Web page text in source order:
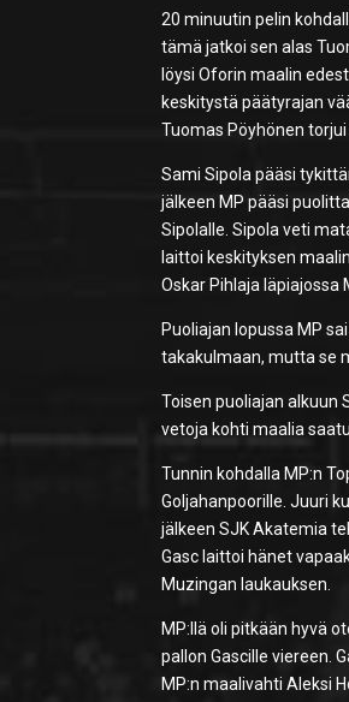
20 minuutin pelin
tämä jatkoi sen alas
löysi Oforin maalin
keskitystä päätyrajan
Tuomas Pöyhönen
Sami Sipola pääsi
jälkeen MP pääsi
Sipolalle. Sipola veti
laittoi keskityksen
Oskar Pihlaja
Puoliajan lopussa MP
takakulmaan, mutta se
Toisen puoliajan alkuun
vetoja kohti maalia
Tunnin kohdalla MP:n
Goljahanpoorille. Juuri
jälkeen SJK Akatemia
Gasc laittoi hänet
Muzingan laukauksen.
MP:llä oli pitkään hyvä
pallon Gascille viereen.
MP:n maalivahti Aleksi